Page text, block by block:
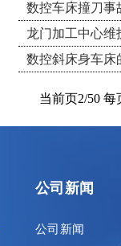
数控车床撞刀事
龙门加工中心维
数控斜床身车床
当前页2/50 每
公司新闻
公司新闻